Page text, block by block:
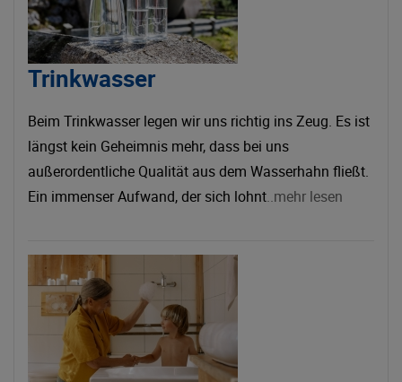
Trinkwasser
Beim Trinkwasser legen wir uns richtig ins Zeug. Es ist
längst kein Geheimnis mehr, dass bei uns
außerordentliche Qualität aus dem Wasserhahn fließt.
Ein immenser Aufwand, der sich lohnt..mehr lesen